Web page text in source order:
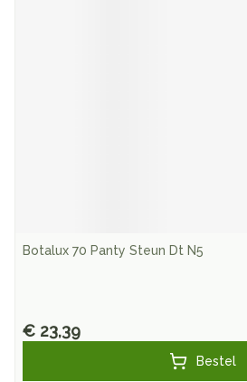
Botalux 70 Panty Steun Dt N5
€ 23,39
Bestel